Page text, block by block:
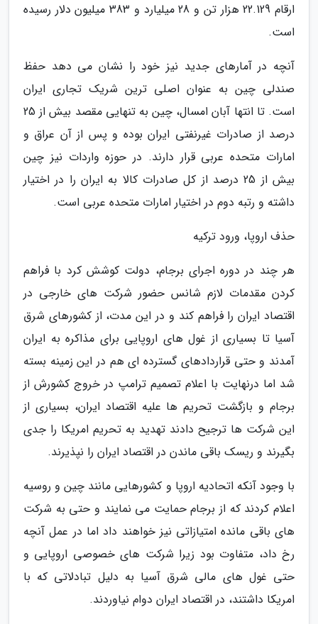
ارقام 22.129 هزار تن و 28 میلیارد و 383 میلیون دلار رسیده
است.
آنچه در آمارهای جدید نیز خود را نشان می دهد حفظ
صندلی چین به عنوان اصلی ترین شریک تجاری ایران
است. تا انتها آبان امسال، چین به تنهایی مقصد بیش از 25
درصد از صادرات غیرنفتی ایران بوده و پس از آن عراق و
امارات متحده عربی قرار دارند. در حوزه واردات نیز چین
بیش از 25 درصد از کل صادرات کالا به ایران را در اختیار
داشته و رتبه دوم در اختیار امارات متحده عربی است.
حذف اروپا، ورود ترکیه
هر چند در دوره اجرای برجام، دولت کوشش کرد با فراهم
کردن مقدمات لازم شانس حضور شرکت های خارجی در
اقتصاد ایران را فراهم کند و در این مدت، از کشورهای شرق
آسیا تا بسیاری از غول های اروپایی برای مذاکره به ایران
آمدند و حتی قراردادهای گسترده ای هم در این زمینه بسته
شد اما درنهایت با اعلام تصمیم ترامپ در خروج کشورش از
برجام و بازگشت تحریم ها علیه اقتصاد ایران، بسیاری از
این شرکت ها ترجیح دادند تهدید به تحریم امریکا را جدی
بگیرند و ریسک باقی ماندن در اقتصاد ایران را نپذیرند.
با وجود آنکه اتحادیه اروپا و کشورهایی مانند چین و روسیه
اعلام کردند که از برجام حمایت می نمایند و حتی به شرکت
های باقی مانده امتیازاتی نیز خواهند داد اما در عمل آنچه
رخ داد، متفاوت بود زیرا شرکت های خصوصی اروپایی و
حتی غول های مالی شرق آسیا به دلیل تبادلاتی که با
امریکا داشتند، در اقتصاد ایران دوام نیاوردند.